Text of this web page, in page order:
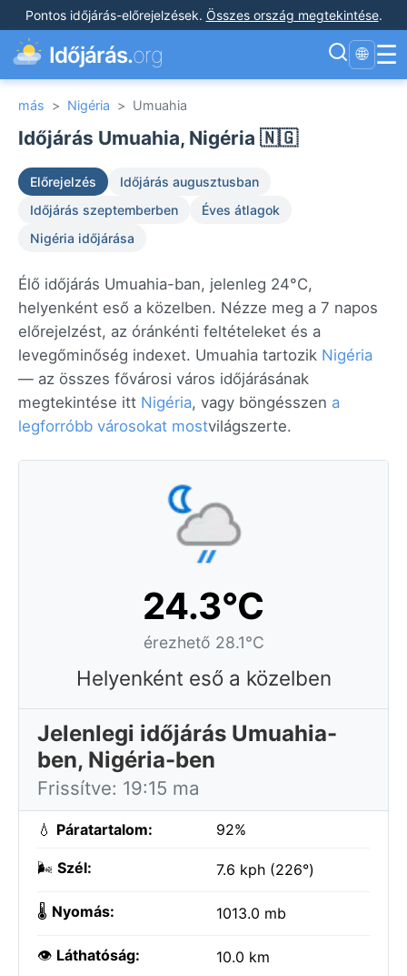
Pontos időjárás-előrejelzések. Összes ország megtekintése.
Időjárás.org 🌐 ☰
más > Nigéria > Umuahia
Időjárás Umuahia, Nigéria 🇳🇬
Előrejelzés
Időjárás augusztusban
Időjárás szeptemberben
Éves átlagok
Nigéria időjárása
Élő időjárás Umuahia-ban, jelenleg 24°C,
helyenként eső a közelben. Nézze meg a 7 napos
előrejelzést, az óránkénti feltételeket és a
levegőminőség indexet. Umuahia tartozik Nigéria
— az összes fővárosi város időjárásának
megtekintése itt Nigéria, vagy böngésszen a
legforróbb városokat mostvilágszerte.
24.3°C
érezhető 28.1°C
Helyenként eső a közelben
Jelenlegi időjárás Umuahia-
ben, Nigéria-ben
Frissítve: 19:15 ma
💧 Páratartalom: 92%
🌬️ Szél: 7.6 kph (226°)
🌡️ Nyomás: 1013.0 mb
👁️ Láthatóság: 10.0 km